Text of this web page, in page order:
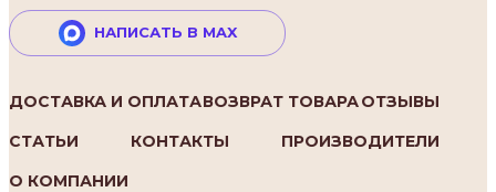
НАПИСАТЬ В MAX
ДОСТАВКА И ОПЛАТАВОЗВРАТ ТОВАРАОТЗЫВЫ
СТАТЬИ
КОНТАКТЫ
ПРОИЗВОДИТЕЛИ
О КОМПАНИИ